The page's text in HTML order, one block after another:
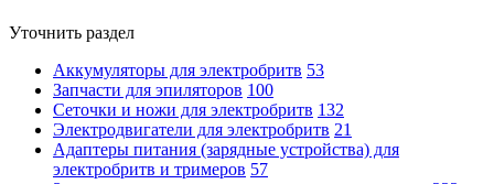
Уточнить раздел
Аккумуляторы для электробритв 53
Запчасти для эпиляторов 100
Сеточки и ножи для электробритв 132
Электродвигатели для электробритв 21
Адаптеры питания (зарядные устройства) для
электробритв и тримеров 57